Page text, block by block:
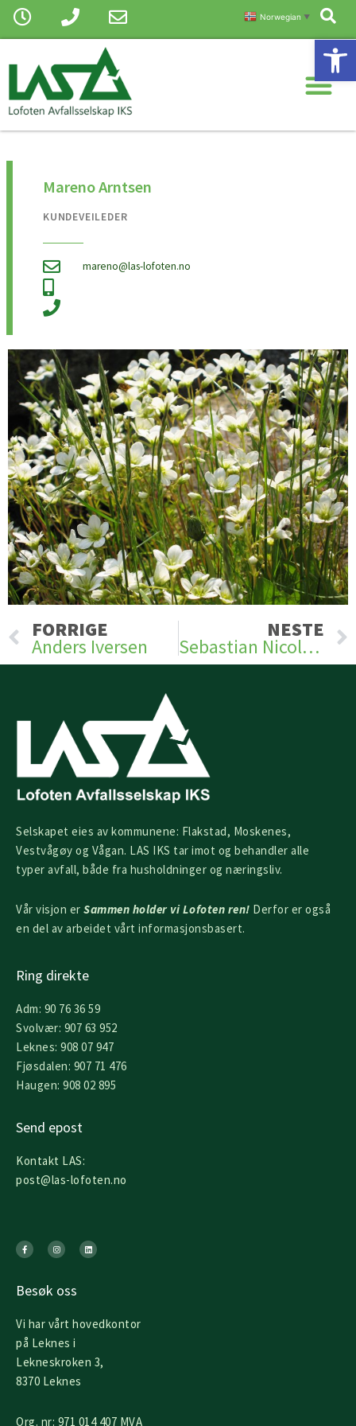
Hopp
rett
til
Norwegian ▼
Mareno Arntsen
KUNDEVEILEDER
mareno@las-lofoten.no
Prev
FORRIGE
Anders Iversen
NESTE
Sebastian Nicolaisen
Selskapet eies av kommunene: Flakstad, Moskenes,
Vestvågøy og Vågan. LAS IKS tar imot og behandler alle
typer avfall, både fra husholdninger og næringsliv.
Vår visjon er Sammen holder vi Lofoten ren! Derfor er også
en del av arbeidet vårt informasjonsbasert.
Ring direkte
Adm: 90 76 36 59
Svolvær: 907 63 952
Leknes: 908 07 947
Fjøsdalen: 907 71 476
Haugen: 908 02 895
Send epost
Kontakt LAS:
post@las-lofoten.no
c
e
b
-
s
t
a
m
n
k
e
Besøk oss
Vi har vårt hovedkontor
på Leknes i
Lekneskroken 3,
8370 Leknes
Org. nr: 971 014 407 MVA